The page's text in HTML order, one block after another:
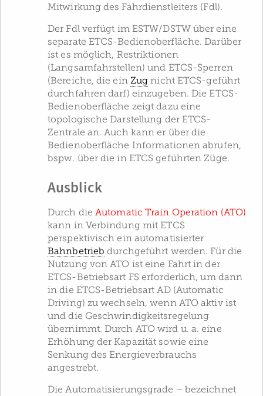
Mitwirkung des Fahrdienstleiters (Fdl).
Der Fdl verfügt im ESTW/DSTW über eine
separate ETCS-Bedienoberfläche. Darüber
ist es möglich, Restriktionen
(Langsamfahrstellen) und ETCS-Sperren
(Bereiche, die ein Zug nicht ETCS-geführt
durchfahren darf) einzugeben. Die ETCS-
Bedienoberfläche zeigt dazu eine
topologische Darstellung der ETCS-
Zentrale an. Auch kann er über die
Bedienoberfläche Informationen abrufen,
bspw. über die in ETCS geführten Züge.
Ausblick
Durch die Automatic Train Operation (ATO)
kann in Verbindung mit ETCS
perspektivisch ein automatisierter
Bahnbetrieb durchgeführt werden. Für die
Nutzung von ATO ist eine Fahrt in der
ETCS-Betriebsart FS erforderlich, um dann
in die ETCS-Betriebsart AD (Automatic
Driving) zu wechseln, wenn ATO aktiv ist
und die Geschwindigkeitsregelung
übernimmt. Durch ATO wird u. a. eine
Erhöhung der Kapazität sowie eine
Senkung des Energieverbrauchs
angestrebt.
Die Automatisierungsgrade – bezeichnet